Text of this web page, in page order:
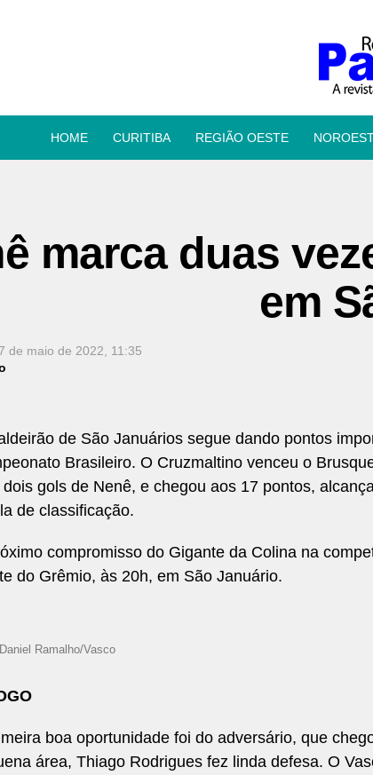
HOME CURITIBA REGIÃO OESTE
marca duas
em
de maio de 2022, 11:35
de São Januários segue dando pontos
Brasileiro. O Cruzmaltino venceu o
dois gols de Nenê, e chegou aos 17 pontos,
de classificação.
compromisso do Gigante da Colina na
do Grêmio, às 20h, em São Januário.
Ramalho/Vasco
boa oportunidade foi do adversário, que
área, Thiago Rodrigues fez linda defesa. O